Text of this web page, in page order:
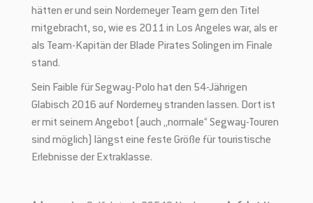
hätten er und sein Norderneyer Team gern den Titel
mitgebracht, so, wie es 2011 in Los Angeles war, als er
als Team-Kapitän der Blade Pirates Solingen im Finale
stand.
Sein Faible für Segway-Polo hat den 54-Jährigen
Glabisch 2016 auf Norderney stranden lassen. Dort ist
er mit seinem Angebot (auch „normale“ Segway-Touren
sind möglich) längst eine feste Größe für touristische
Erlebnisse der Extraklasse.